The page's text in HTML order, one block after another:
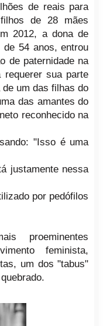
de reais para
de 28 mães
2012, a dona de
54 anos, entrou
de paternidade na
sua parte
um das filhas do
das amantes do
reconhecido na
"Isso é uma
justamente nessa
por pedófilos
proeminentes
feminista,
um dos "tabus"